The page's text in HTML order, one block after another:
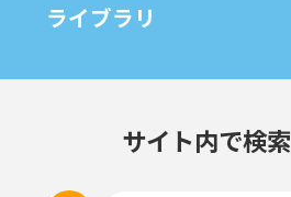
ライブラリ
サイト内で検索